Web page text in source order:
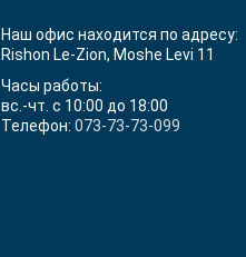
Наш офис находится по адресу:
Rishon Le-Zion, Moshe Levi 11
Часы работы:
вс.-чт. с 10:00 до 18:00
Телефон: 073-73-73-099